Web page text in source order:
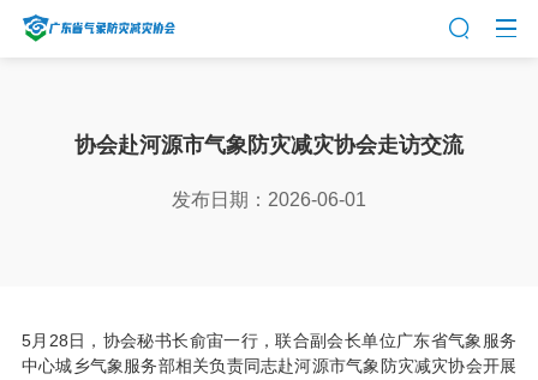
协会赴河源市气象防灾减灾协会走访交流
发布日期：2026-06-01
5月28日，协会秘书长俞宙一行，联合副会长单位广东省气象服务
中心城乡气象服务部相关负责同志赴河源市气象防灾减灾协会开展